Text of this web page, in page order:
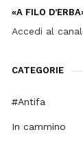
«A FILO
Accedi al
CATEGORIE
#Antifa
In cammino